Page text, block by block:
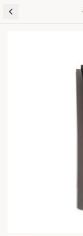
Skip to content